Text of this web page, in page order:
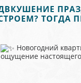
ТОГДА
Новогодний
ощущение